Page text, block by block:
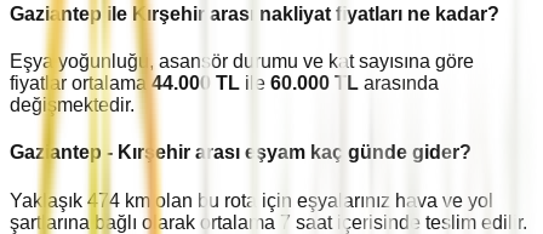
Gaziantep ile Kırşehir arası nakliyat fiyatları ne kadar?
Eşya yoğunluğu, asansör durumu ve kat sayısına göre
fiyatlar ortalama 44.000 TL ile 60.000 TL arasında
değişmektedir.
Gaziantep - Kırşehir arası eşyam kaç günde gider?
Yaklaşık 474 km olan bu rota için eşyalarınız hava ve yol
şartlarına bağlı olarak ortalama 7 saat içerisinde teslim edilir.